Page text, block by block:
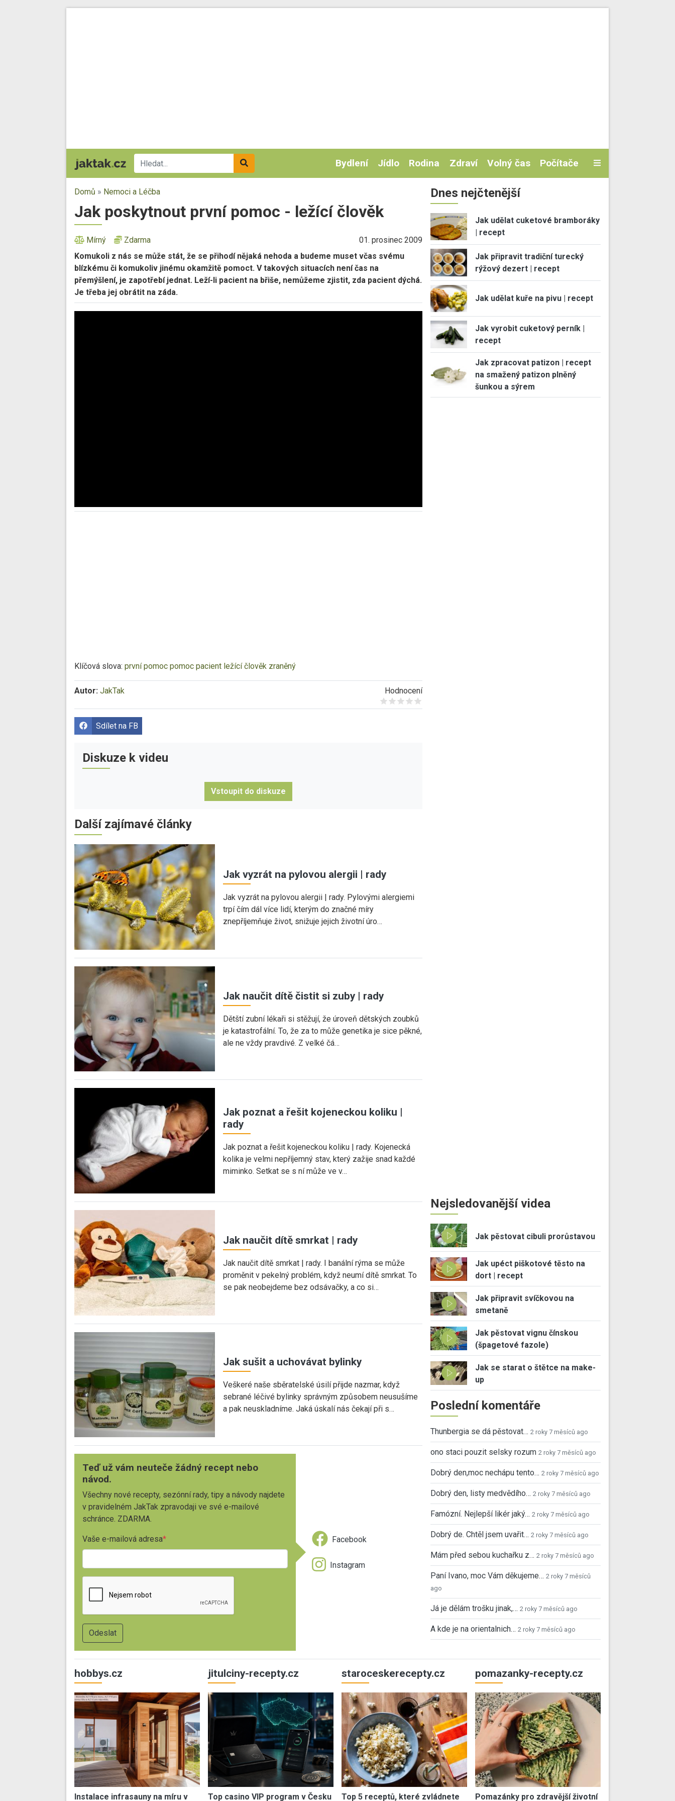
Bydlení Jídlo Rodina Zdraví Volný čas Počítače
Domů » Nemoci a Léčba
Jak poskytnout první pomoc - ležící člověk
Mírný Zdarma
01. prosinec 2009
Komukoli z nás se může stát, že se přihodí nějaká nehoda a budeme muset včas svému
blízkému či komukoliv jinému okamžitě pomoct. V takových situacích není čas na
přemýšlení, je zapotřebí jednat. Leží-li pacient na břiše, nemůžeme zjistit, zda pacient dýchá.
Je třeba jej obrátit na záda.
Klíčová slova: první pomoc pomoc pacient ležící člověk zraněný
Autor: JakTak
Hodnocení
Give it 1/5
Give it 2/5
Give it 3/5
Give it 4/5
Give it 5/5
Sdílet na FB
Diskuze k videu
Vstoupit do diskuze
Další zajímavé články
Jak vyzrát na pylovou alergii | rady
Jak vyzrát na pylovou alergii | rady. Pylovými alergiemi
trpí čím dál více lidí, kterým do značné míry
znepříjemňuje život, snižuje jejich životní úro…
Jak naučit dítě čistit si zuby | rady
Dětští zubní lékaři si stěžují, že úroveň dětských zoubků
je katastrofální. To, že za to může genetika je sice pěkné,
ale ne vždy pravdivé. Z velké čá…
Jak poznat a řešit kojeneckou koliku |
rady
Jak poznat a řešit kojeneckou koliku | rady. Kojenecká
kolika je velmi nepříjemný stav, který zažije snad každé
miminko. Setkat se s ní může ve v…
Jak naučit dítě smrkat | rady
Jak naučit dítě smrkat | rady. I banální rýma se může
proměnit v pekelný problém, když neumí dítě smrkat. To
se pak neobejdeme bez odsávačky, a co si…
Jak sušit a uchovávat bylinky
Veškeré naše sběratelské úsilí přijde nazmar, když
sebrané léčivé bylinky správným způsobem neusušíme
a pak neuskladníme. Jaká úskalí nás čekají při s…
Teď už vám neuteče žádný recept nebo
návod.
Všechny nové recepty, sezónní rady, tipy a návody najdete
v pravidelném JakTak zpravodaji ve své e-mailové
schránce. ZDARMA.
Vaše e-mailová adresa Facebook
Instagram
Dnes nejčtenější
Jak udělat cuketové bramboráky
| recept
Jak připravit tradiční turecký
rýžový dezert | recept
Jak udělat kuře na pivu | recept
Jak vyrobit cuketový perník |
recept
Jak zpracovat patizon | recept
na smažený patizon plněný
šunkou a sýrem
Nejsledovanější videa
Jak pěstovat cibuli prorůstavou
Jak upéct piškotové těsto na
dort | recept
Jak připravit svíčkovou na
smetaně
Jak pěstovat vignu čínskou
(špagetové fazole)
Jak se starat o štětce na make-
up
Poslední komentáře
Thunbergia se dá pěstovat… 2 roky 7 měsíců ago
ono staci pouzit selsky rozum 2 roky 7 měsíců ago
Dobrý den,moc nechápu tento… 2 roky 7 měsíců ago
Dobrý den, listy medvědího… 2 roky 7 měsíců ago
Famózní. Nejlepší likér jaký… 2 roky 7 měsíců ago
Dobrý de. Chtěl jsem uvařit… 2 roky 7 měsíců ago
Mám před sebou kuchařku z… 2 roky 7 měsíců ago
Paní Ivano, moc Vám děkujeme… 2 roky 7 měsíců
ago
Já je dělám trošku jinak,… 2 roky 7 měsíců ago
A kde je na orientalnich… 2 roky 7 měsíců ago
hobbys.cz
Instalace infrasauny na míru v
jitulciny-recepty.cz
Top casino VIP program v Česku
staroceskerecepty.cz
Top 5 receptů, které zvládnete
pomazanky-recepty.cz
Pomazánky pro zdravější životní